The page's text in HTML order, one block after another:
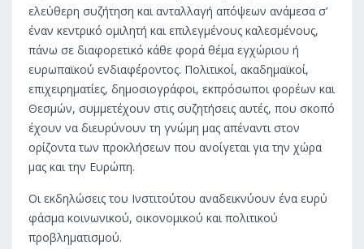
ελεύθερη συζήτηση και ανταλλαγή απόψεων ανάμεσα σ’
έναν κεντρικό ομιλητή και επιλεγμένους καλεσμένους,
πάνω σε διαφορετικό κάθε φορά θέμα εγχώριου ή
ευρωπαϊκού ενδιαφέροντος. Πολιτικοί, ακαδημαϊκοί,
επιχειρηματίες, δημοσιογράφοι, εκπρόσωποι φορέων και
Θεσμών, συμμετέχουν στις συζητήσεις αυτές, που σκοπό
έχουν να διευρύνουν τη γνώμη μας απέναντι στον
ορίζοντα των προκλήσεων που ανοίγεται για την χώρα
μας και την Ευρώπη.
Οι εκδηλώσεις του Ινστιτούτου αναδεικνύουν ένα ευρύ
φάσμα κοινωνικού, οικονομικού και πολιτικού
προβληματισμού.